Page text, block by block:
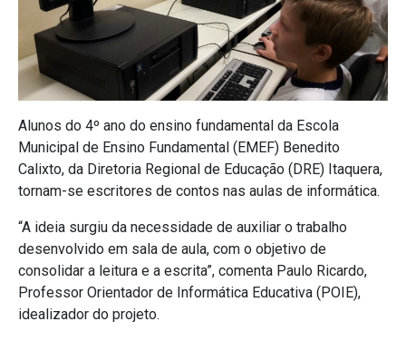
Alunos do 4º ano do ensino fundamental da Escola
Municipal de Ensino Fundamental (EMEF) Benedito
Calixto, da Diretoria Regional de Educação (DRE) Itaquera,
tornam-se escritores de contos nas aulas de informática.
“A ideia surgiu da necessidade de auxiliar o trabalho
desenvolvido em sala de aula, com o objetivo de
consolidar a leitura e a escrita”, comenta Paulo Ricardo,
Professor Orientador de Informática Educativa (POIE),
idealizador do projeto.